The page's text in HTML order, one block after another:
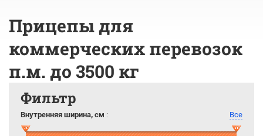
Прицепы для
коммерческих перевозок
п.м. до 3500 кг
Фильтр
Внутренняя ширина, см : Все